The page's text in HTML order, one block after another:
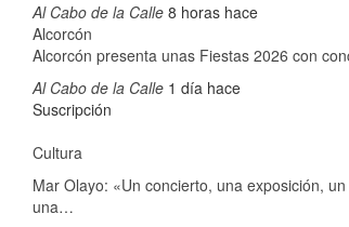
Al Cabo de la Calle 8 horas hace
Alcorcón
Alcorcón presenta unas Fiestas 2026 con
Al Cabo de la Calle 1 día hace
Suscripción
Cultura
Mar Olayo: «Un concierto, una exposición,
una…